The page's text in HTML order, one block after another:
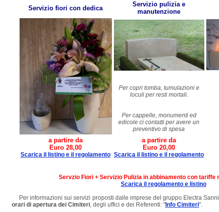
Servizio fiori con dedica
Servizio pulizia e
manutenzione
Per copri tomba, tumulazioni e
loculi per resti mortali.
Per cappelle, monumenti ed
edicole ci contatti per avere un
preventivo di spesa
a partire da
Euro 28,00
Scarica il listino e il regolamento
a partire da
Euro 20,00
Scarica il listino e il regolamento
Servzio Fiori + Servizio Pulizia in abbinamento con tariffe
Scarica il regolamento e listino
Per informazioni sui servizi proposti dalle imprese del gruppo Electra
orari di apertura dei Cimiteri, degli uffici e dei Referenti: " Info Cimiteri".